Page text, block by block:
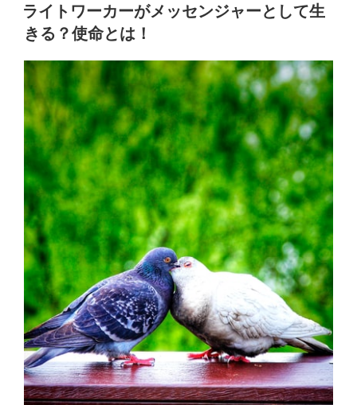
稿
日:
ライトワーカーがメッセンジャーとして生
きる？使命とは！